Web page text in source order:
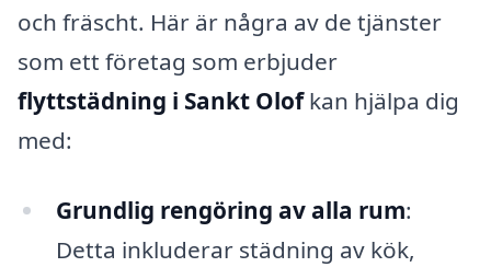
och fräscht. Här är några av de tjänster
som ett företag som erbjuder
flyttstädning i Sankt Olofkan hjälpa dig
med:
Grundlig rengöring av alla rum:
Detta inkluderar städning av kök,